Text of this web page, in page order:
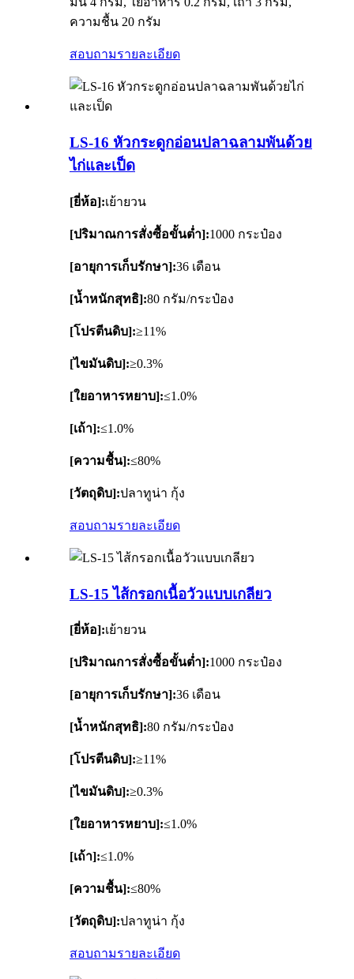
ความชื้น 20 กรัม
สอบถามรายละเอียด
LS-16 หัวกระดูกอ่อนปลาฉลามพันด้วย
ไก่และเป็ด
[ยี่ห้อ]:เย้ายวน
[ปริมาณการสั่งซื้อขั้นต่ำ]:1000 กระป๋อง
[อายุการเก็บรักษา]:36 เดือน
[น้ำหนักสุทธิ]:80 กรัม/กระป๋อง
[โปรตีนดิบ]:≥11%
[ไขมันดิบ]:≥0.3%
[ใยอาหารหยาบ]:≤1.0%
[เถ้า]:≤1.0%
[ความชื้น]:≤80%
[วัตถุดิบ]:ปลาทูน่า กุ้ง
สอบถามรายละเอียด
LS-15 ไส้กรอกเนื้อวัวแบบเกลียว
[ยี่ห้อ]:เย้ายวน
[ปริมาณการสั่งซื้อขั้นต่ำ]:1000 กระป๋อง
[อายุการเก็บรักษา]:36 เดือน
[น้ำหนักสุทธิ]:80 กรัม/กระป๋อง
[โปรตีนดิบ]:≥11%
[ไขมันดิบ]:≥0.3%
[ใยอาหารหยาบ]:≤1.0%
[เถ้า]:≤1.0%
[ความชื้น]:≤80%
[วัตถุดิบ]:ปลาทูน่า กุ้ง
สอบถามรายละเอียด